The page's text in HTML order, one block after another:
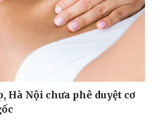
Hà Nội chưa phê duyệt cơ